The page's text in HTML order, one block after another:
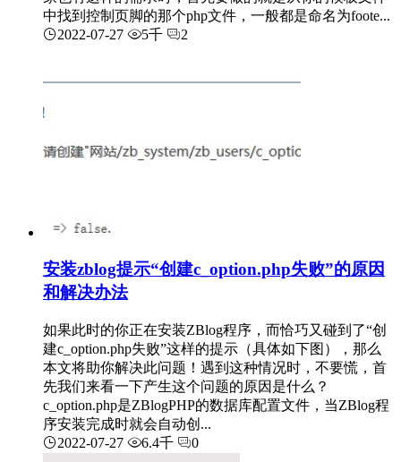
中找到控制页脚的那个php文件，一般都是命名为foote...
2022-07-27
5千 2
安装zblog提示“创建c_option.php失败”的原因
和解决办法
如果此时的你正在安装ZBlog程序，而恰巧又碰到了“创
建c_option.php失败”这样的提示（具体如下图），那么
本文将助你解决此问题！遇到这种情况时，不要慌，首
先我们来看一下产生这个问题的原因是什么？
c_option.php是ZBlogPHP的数据库配置文件，当ZBlog程
序安装完成时就会自动创...
2022-07-27
6.4千 0